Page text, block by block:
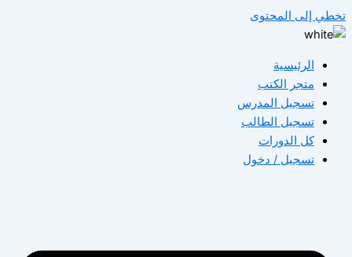
تخطي إلى المحتوى
الرئيسية
متجر الكتب
تسجيل المدرس
تسجيل الطالب
كل الدورات
تسجيل / دخول